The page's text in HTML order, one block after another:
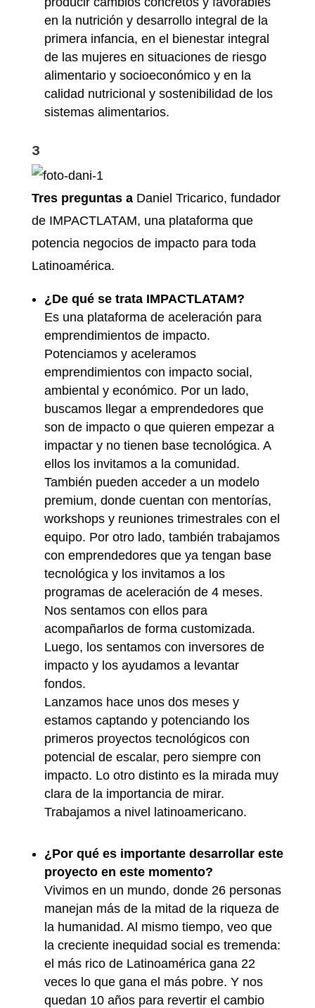
en la nutrición y desarrollo integral de la
primera infancia, en el bienestar integral
de las mujeres en situaciones de riesgo
alimentario y socioeconómico y en la
calidad nutricional y sostenibilidad de los
sistemas alimentarios.
3
Tres preguntas aDaniel Tricarico, fundador
de IMPACTLATAM, una plataforma que
potencia negocios de impacto para toda
Latinoamérica.
¿De qué se trata IMPACTLATAM?
Es una plataforma de aceleración para
emprendimientos de impacto.
Potenciamos y aceleramos
emprendimientos con impacto social,
ambiental y económico. Por un lado,
buscamos llegar a emprendedores que
son de impacto o que quieren empezar a
impactar y no tienen base tecnológica. A
ellos los invitamos a la comunidad.
También pueden acceder a un modelo
premium, donde cuentan con mentorías,
workshops y reuniones trimestrales con el
equipo. Por otro lado, también trabajamos
con emprendedores que ya tengan base
tecnológica y los invitamos a los
programas de aceleración de 4 meses.
Nos sentamos con ellos para
acompañarlos de forma customizada.
Luego, los sentamos con inversores de
impacto y los ayudamos a levantar
fondos.
Lanzamos hace unos dos meses y
estamos captando y potenciando los
primeros proyectos tecnológicos con
potencial de escalar, pero siempre con
impacto. Lo otro distinto es la mirada muy
clara de la importancia de mirar.
Trabajamos a nivel latinoamericano.
¿Por qué es importante desarrollar este
proyecto en este momento?
Vivimos en un mundo, donde 26 personas
manejan más de la mitad de la riqueza de
la humanidad. Al mismo tiempo, veo que
la creciente inequidad social es tremenda:
el más rico de Latinoamérica gana 22
veces lo que gana el más pobre. Y nos
quedan 10 años para revertir el cambio